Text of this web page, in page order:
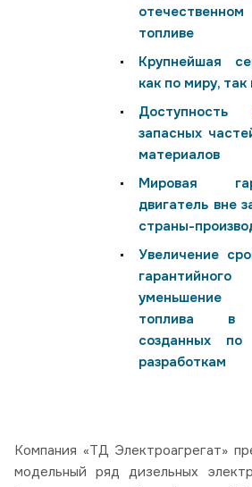
топливе
Крупнейшая
как по миру, так
Доступность
запасных
материалов
Мировая
двигатель вне
страны-
Увеличение
уменьшение
топлива в
созданных по
разработкам
Компания «ТД Электроагрегат»
модельный ряд дизельных